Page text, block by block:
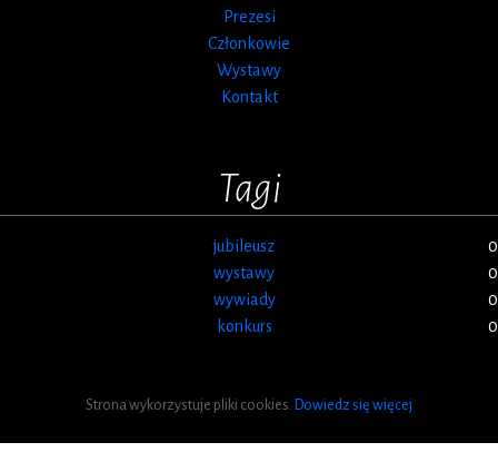
Prezesi
Członkowie
Wystawy
Kontakt
Tagi
jubileusz
0
wystawy
0
wywiady
0
konkurs
0
Strona wykorzystuje pliki cookies. Dowiedz się więcej